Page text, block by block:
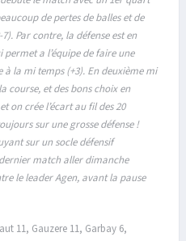
de pertes de balles et de
Par contre, la défense est en
a l’équipe de faire une
la mi temps (+3). En deuxième mi
course, et des bons choix en
on crée l’écart au fil des 20
sur une grosse défense !
sur un socle défensif
match aller dimanche
le leader Agen, avant la pause
11, Gauzere 11, Garbay 6,